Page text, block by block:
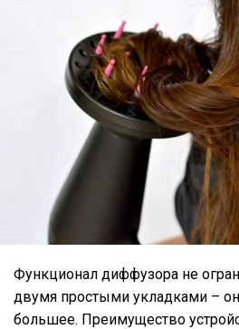
Функционал диффузора не
двумя простыми укладками –
большее. Преимущество